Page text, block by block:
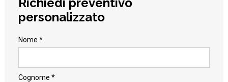
personalizzato
Nome *
Cognome *